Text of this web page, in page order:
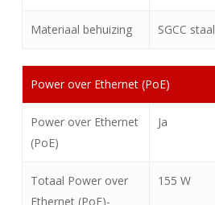
Materiaal behuizing SGCC staal
Power over Ethernet (PoE)
Power over Ethernet
(PoE)
Ja
Totaal Power over
Ethernet (PoE)-
155 W